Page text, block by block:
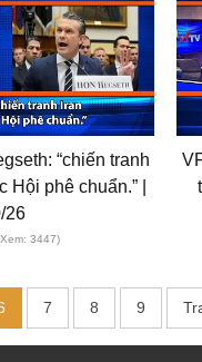
“chiến tranh
Hội phê chuẩn.” |
26
3447)
7 8 9